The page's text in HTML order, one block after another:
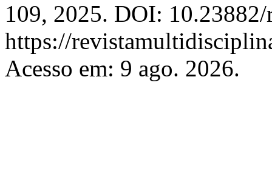
109, 2025. DOI:
https://
Acesso em: 9 ago. 2026.